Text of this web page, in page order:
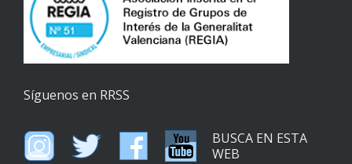
Síguenos en RRSS
BUSCA EN ESTA
WEB